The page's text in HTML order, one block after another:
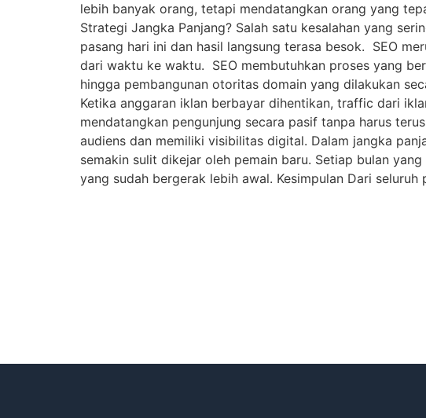
lebih banyak orang, tetapi mendatangkan orang yang
Strategi Jangka Panjang? Salah satu kesalahan yang
pasang hari ini dan hasil langsung terasa besok. SEO
dari waktu ke waktu. SEO membutuhkan proses yang
hingga pembangunan otoritas domain yang dilakukan
Ketika anggaran iklan berbayar dihentikan, traffic dari
mendatangkan pengunjung secara pasif tanpa harus
audiens dan memiliki visibilitas digital. Dalam jangka
semakin sulit dikejar oleh pemain baru. Setiap bulan
yang sudah bergerak lebih awal. Kesimpulan Dari